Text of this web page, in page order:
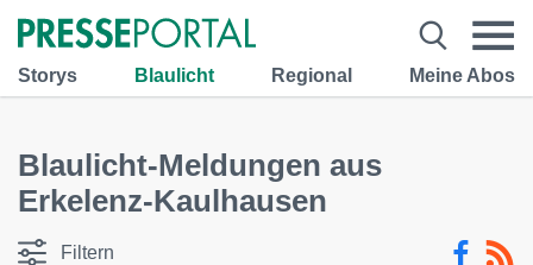
Storys Blaulicht Regional Meine Abos
Blaulicht-Meldungen aus
Erkelenz-Kaulhausen
Filtern